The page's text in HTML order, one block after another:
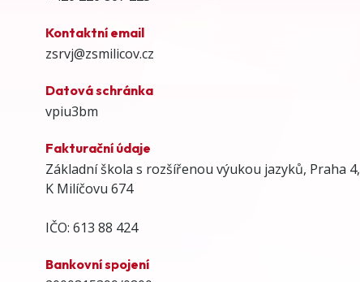
Kontaktní email
zsrvj@zsmilicov.cz
Datová schránka
vpiu3bm
Fakturační údaje
Základní škola s rozšířenou výukou jazyků, Praha 4,
K Milíčovu 674
IČO: 613 88 424
Bankovní spojení